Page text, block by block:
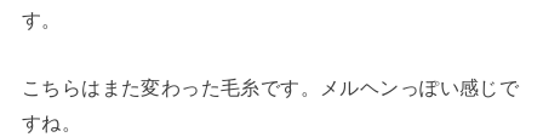
す。
こちらはまた変わった毛糸です。メルヘンっぽい感じで
すね。